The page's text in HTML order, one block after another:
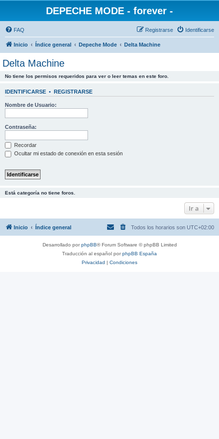
DEPECHE MODE - forever -
FAQ Identificarse
Registrarse
Inicio Índice general Depeche Mode Delta Machine
Delta Machine
No tiene los permisos requeridos para ver o leer temas en este foro.
IDENTIFICARSE • REGISTRARSE
Nombre de Usuario:
Contraseña:
Recordar
Ocultar mi estado de conexión en esta sesión
Está categoría no tiene foros.
Ir a
Inicio Índice general Todos los horarios son UTC+02:00
Desarrollado porphpBB® Forum Software © phpBB Limited
Traducción al español porphpBB España
Privacidad | Condiciones